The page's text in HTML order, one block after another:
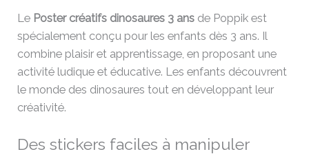
Le Poster créatifs dinosaures 3 ans de Poppik est
spécialement conçu pour les enfants dès 3 ans. Il
combine plaisir et apprentissage, en proposant une
activité ludique et éducative. Les enfants découvrent
le monde des dinosaures tout en développant leur
créativité.
Des stickers faciles à manipuler